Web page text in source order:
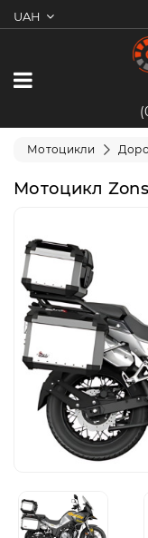
UAH
0
Категорії
Мотоцикли
Мопеди
Екіпіювання
Запчастини
Аксесуари
Мотоцикли
Мотоцикл